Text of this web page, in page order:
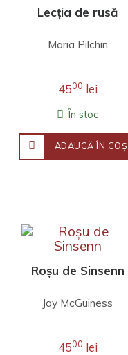
Lecția de rusă
Maria Pilchin
4500 lei
În stoc
ADAUGĂ ÎN COŞ
Roșu de Sinsenn
Jay McGuiness
4500 lei